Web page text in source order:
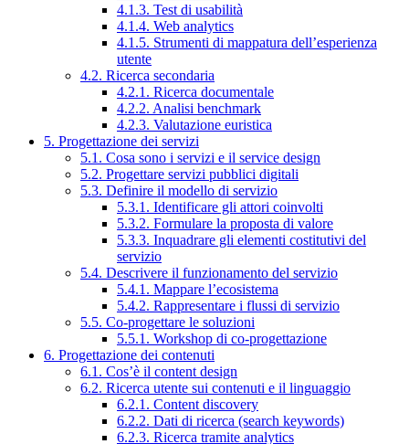
4.1.3. Test di usabilità
4.1.4. Web analytics
4.1.5. Strumenti di mappatura dell’esperienza
utente
4.2. Ricerca secondaria
4.2.1. Ricerca documentale
4.2.2. Analisi benchmark
4.2.3. Valutazione euristica
5. Progettazione dei servizi
5.1. Cosa sono i servizi e il service design
5.2. Progettare servizi pubblici digitali
5.3. Definire il modello di servizio
5.3.1. Identificare gli attori coinvolti
5.3.2. Formulare la proposta di valore
5.3.3. Inquadrare gli elementi costitutivi del
servizio
5.4. Descrivere il funzionamento del servizio
5.4.1. Mappare l’ecosistema
5.4.2. Rappresentare i flussi di servizio
5.5. Co-progettare le soluzioni
5.5.1. Workshop di co-progettazione
6. Progettazione dei contenuti
6.1. Cos’è il content design
6.2. Ricerca utente sui contenuti e il linguaggio
6.2.1. Content discovery
6.2.2. Dati di ricerca (search keywords)
6.2.3. Ricerca tramite analytics